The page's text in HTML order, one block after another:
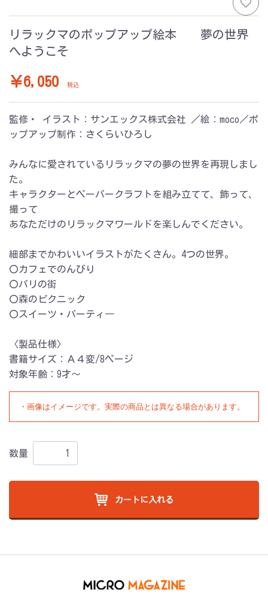
リラックマのポップアップ絵本 夢の世界
へようこそ
￥6,050 税込
監修・ イラスト：サンエックス株式会社 ／絵：moco／ポ
ップアップ制作：さくらいひろし
みんなに愛されているリラックマの夢の世界を再現しまし
た。
キャラクターとペーパークラフトを組み立てて、飾って、
撮って
あなただけのリラックマワールドを楽しんでください。
細部までかわいいイラストがたくさん。4つの世界。
〇カフェでのんびり
〇パリの街
〇森のピクニック
〇スイーツ・パーティ―
〈製品仕様〉
書籍サイズ：Ａ４変/8ページ
対象年齢：9才〜
・画像はイメージです。実際の商品とは異なる場合があります。
数量
カートに入れる